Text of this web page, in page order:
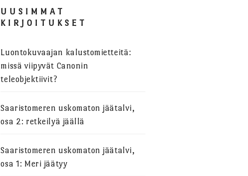
UUSIMMAT
KIRJOITUKSET
Luontokuvaajan kalustomietteitä:
missä viipyvät Canonin
teleobjektiivit?
Saaristomeren uskomaton jäätalvi,
osa 2: retkeilyä jäällä
Saaristomeren uskomaton jäätalvi,
osa 1: Meri jäätyy